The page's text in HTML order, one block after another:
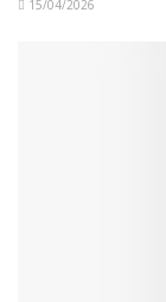
15/04/2026